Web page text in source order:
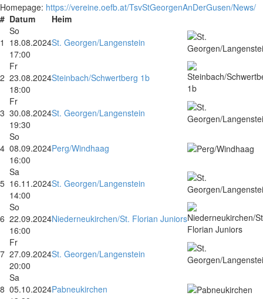
Homepage: https://vereine.oefb.at/TsvStGeorgenAnDerGusen/News/
# Datum
Heim
1
So
18.08.2024
17:00
St. Georgen/Langenstein
2
Fr
23.08.2024
18:00
Steinbach/Schwertberg 1b
3
Fr
30.08.2024
19:30
St. Georgen/Langenstein
4
So
08.09.2024
16:00
Perg/Windhaag
5
Sa
16.11.2024
14:00
St. Georgen/Langenstein
6
So
22.09.2024
16:00
Niederneukirchen/St. Florian Juniors
7
Fr
27.09.2024
20:00
St. Georgen/Langenstein
8
Sa
05.10.2024Pabneukirchen